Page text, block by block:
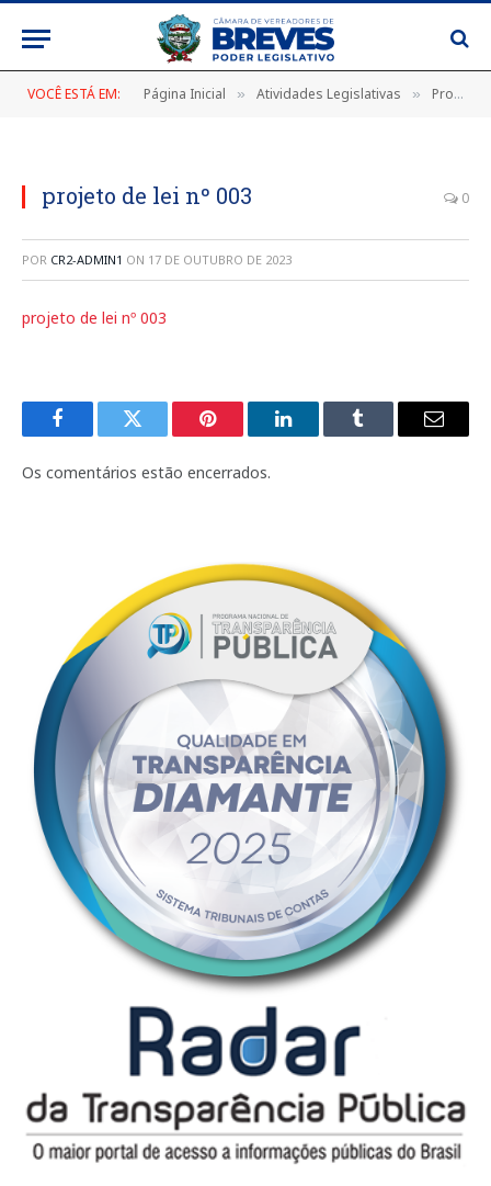
VOCÊ ESTÁ EM: Página Inicial » Atividades Legislativas » Projetos de Lei
projeto de lei nº 003 0
POR CR2-ADMIN1 ON 17 DE OUTUBRO DE 2023
projeto de lei nº 003
FacebookTwitter Pinterest LinkedInTumblr
E-
Os comentários estão encerrados.